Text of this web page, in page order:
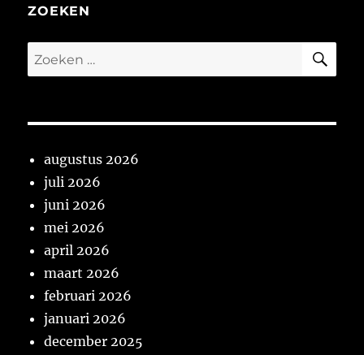
ZOEKEN
Zoeken
naar:
augustus 2026
juli 2026
juni 2026
mei 2026
april 2026
maart 2026
februari 2026
januari 2026
december 2025